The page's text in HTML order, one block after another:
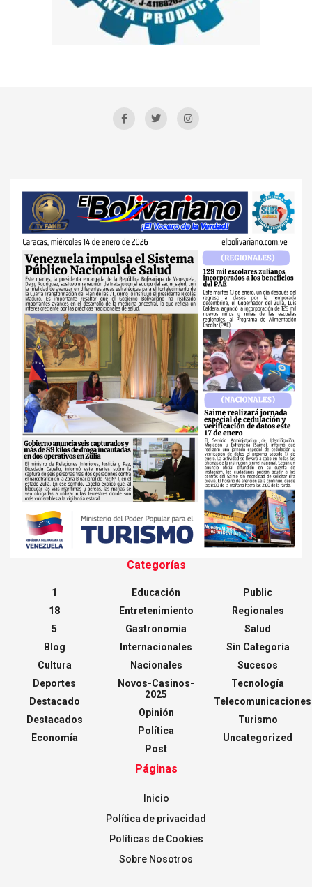
Categorías
1
18
5
Blog
Cultura
Deportes
Destacado
Destacados
Economía
Educación
Entretenimiento
Gastronomia
Internacionales
Nacionales
Novos-Casinos-
2025
Opinión
Política
Post
Public
Regionales
Salud
Sin Categoría
Sucesos
Tecnología
Telecomunicaciones
Turismo
Uncategorized
Páginas
Inicio
Política de privacidad
Políticas de Cookies
Sobre Nosotros